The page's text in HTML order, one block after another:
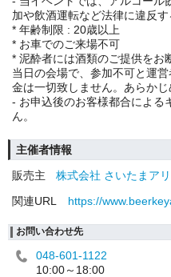
加や飲酒運転など法律に違反
* 年齢制限 : 20歳以上
* お車でのご来場不可
* 泥酔者には酒類のご提供をお
当日の会場で、参加不可と運
金は一切致しません。あらかじ
- お申込後のお客様都合による
ん。
主催者情報
販売主
株式会社 さいたまア
関連URL
https://
お問い合わせ先
048-601-1122
10:00～18:00